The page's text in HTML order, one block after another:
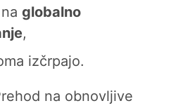
globalno
,
izčrpajo.
na obnovljive